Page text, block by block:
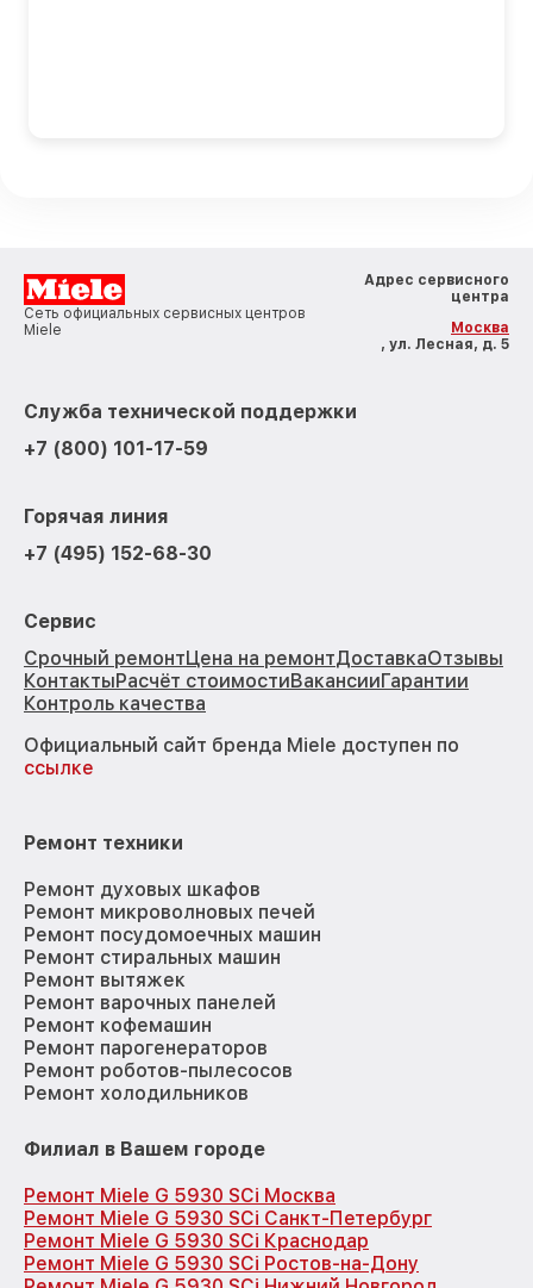
Сеть официальных сервисных центров
Miele
Адрес сервисного
центра
Москва
, ул. Лесная, д. 5
Служба технической поддержки
+7 (800) 101-17-59
Горячая линия
+7 (495) 152-68-30
Сервис
Срочный ремонтЦена на ремонтДоставкаОтзывы
КонтактыРасчёт стоимостиВакансииГарантии
Контроль качества
Официальный сайт бренда Miele доступен по
ссылке
Ремонт техники
Ремонт духовых шкафов
Ремонт микроволновых печей
Ремонт посудомоечных машин
Ремонт стиральных машин
Ремонт вытяжек
Ремонт варочных панелей
Ремонт кофемашин
Ремонт парогенераторов
Ремонт роботов-пылесосов
Ремонт холодильников
Филиал в Вашем городе
Ремонт Miele G 5930 SCi Москва
Ремонт Miele G 5930 SCi Санкт-Петербург
Ремонт Miele G 5930 SCi Краснодар
Ремонт Miele G 5930 SCi Ростов-на-Дону